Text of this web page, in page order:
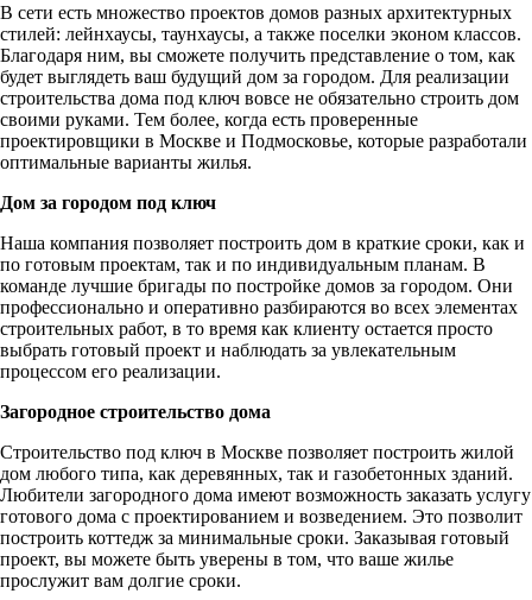
В сети есть множество проектов домов разных архитектурных
стилей: лейнхаусы, таунхаусы, а также поселки эконом классов.
Благодаря ним, вы сможете получить представление о том, как
будет выглядеть ваш будущий дом за городом. Для реализации
строительства дома под ключ вовсе не обязательно строить дом
своими руками. Тем более, когда есть проверенные
проектировщики в Москве и Подмосковье, которые разработали
оптимальные варианты жилья.
Дом за городом под ключ
Наша компания позволяет построить дом в краткие сроки, как и
по готовым проектам, так и по индивидуальным планам. В
команде лучшие бригады по постройке домов за городом. Они
профессионально и оперативно разбираются во всех элементах
строительных работ, в то время как клиенту остается просто
выбрать готовый проект и наблюдать за увлекательным
процессом его реализации.
Загородное строительство дома
Строительство под ключ в Москве позволяет построить жилой
дом любого типа, как деревянных, так и газобетонных зданий.
Любители загородного дома имеют возможность заказать услугу
готового дома с проектированием и возведением. Это позволит
построить коттедж за минимальные сроки. Заказывая готовый
проект, вы можете быть уверены в том, что ваше жилье
прослужит вам долгие сроки.